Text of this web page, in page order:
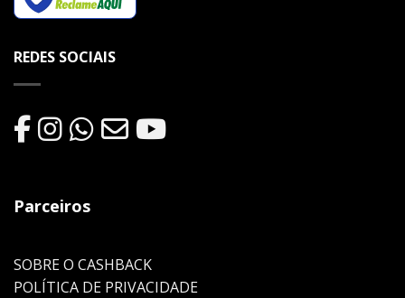
REDES SOCIAIS
Parceiros
SOBRE O CASHBACK
POLÍTICA DE PRIVACIDADE